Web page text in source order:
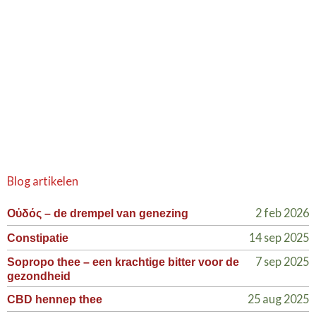
Blog artikelen
Οὐδός – de drempel van genezing 2 feb 2026
Constipatie 14 sep 2025
Sopropo thee – een krachtige bitter voor de
gezondheid
7 sep 2025
CBD hennep thee 25 aug 2025